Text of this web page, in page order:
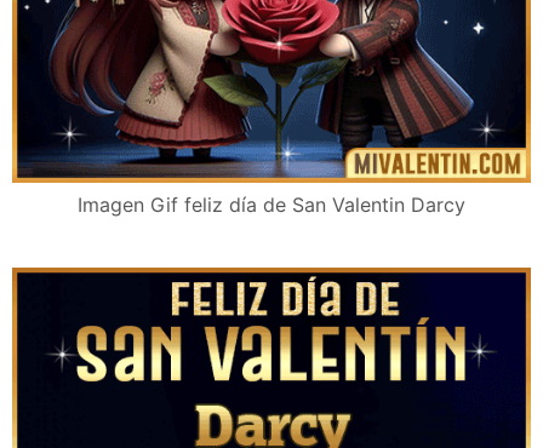
Imagen Gif feliz día de San Valentin Darcy